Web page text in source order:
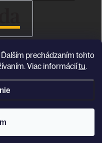
prechádzaním tohto
Viac informáciítu.
práva vyhradené.